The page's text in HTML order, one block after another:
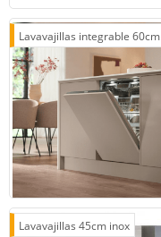
Lavavajillas integrable 60cm
Lavavajillas 45cm inox